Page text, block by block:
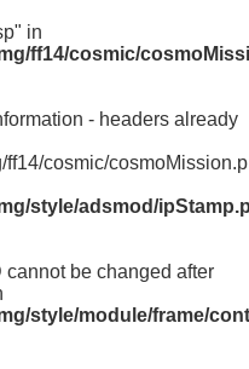
in
ff14/cosmic/
- headers already
cosmic/
style/adsmod/
be changed after
style/module/frame/